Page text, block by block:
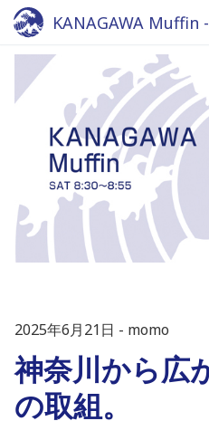
KANAGAWA Muffin
2025年6月21日 momo
神奈川から広
の取組。